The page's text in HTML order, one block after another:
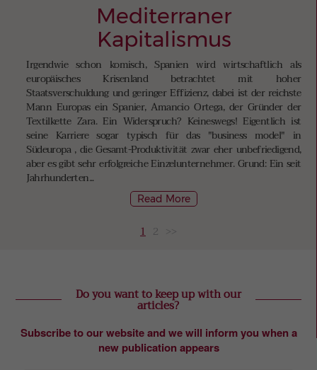
Mediterraner
Kapitalismus
Irgendwie schon komisch, Spanien wird wirtschaftlich als
europäisches Krisenland betrachtet mit hoher
Staatsverschuldung und geringer Effizienz, dabei ist der reichste
Mann Europas ein Spanier, Amancio Ortega, der Gründer der
Textilkette Zara. Ein Widerspruch? Keineswegs! Eigentlich ist
seine Karriere sogar typisch für das "business model" in
Südeuropa , die Gesamt-Produktivität zwar eher unbefriedigend,
aber es gibt sehr erfolgreiche Einzelunternehmer. Grund: Ein seit
Jahrhunderten...
Read More
1 2 >>
Do you want to keep up with our
articles?
Subscribe to our website and we will inform you when a
new publication appears